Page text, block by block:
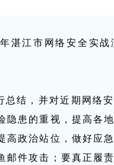
湛江市网络安全实战
结，并对近期网络
患的重视，提高各
政治站位，做好应
件攻击；要真正履